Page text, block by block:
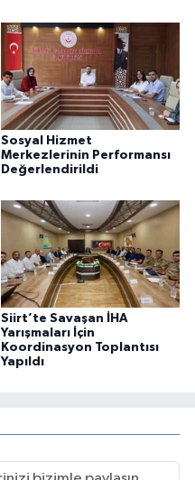
Sosyal Hizmet
Merkezlerinin Performansı
Değerlendirildi
Siirt’te Savaşan İHA
Yarışmaları İçin
Koordinasyon Toplantısı
Yapıldı